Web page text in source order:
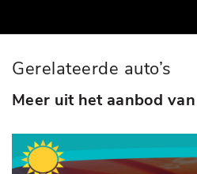
Gerelateerde auto’s
Meer uit het aanbod